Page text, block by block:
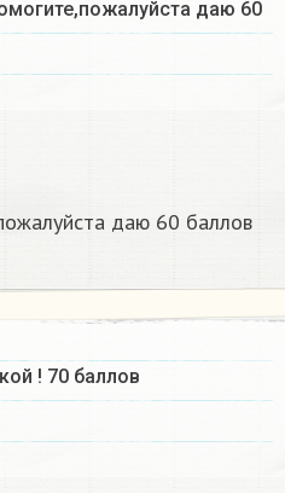
даю 60
даю 60 баллов
! 70 баллов